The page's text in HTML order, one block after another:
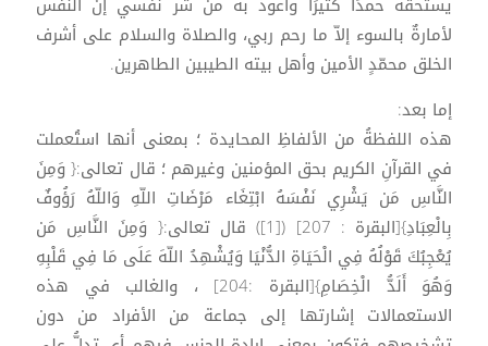
لأمارةٌ بالسوء إلاّ ما رحم ربي، والصلاة والسلام على أشرف
الخلق محمّدٍ الأمين وأهل بيته الطيبين الطاهرين.
إما بعد:
هذه اللفظةُ من الألفاظِ المحايدة ؛ بمعنى أنها استُعملت
في القرآنِ الكريم بحق المؤمنين وغيرهم ؛ قال تعالى:{ وَمِنَ
النَّاسِ مَن يَشْرِي نَفْسَهُ ابْتِغَاء مَرْضَاتِ اللّهِ وَاللّهُ رَؤُوفٌ
بِالْعِبَادِ}[البقرة : 207] ([1]) قال تعالى:{ وَمِنَ النَّاسِ مَن
يُعْجِبُكَ قَوْلُهُ فِي الْحَيَاةِ الدُّنْيَا وَيُشْهِدُ اللّهَ عَلَى مَا فِي قَلْبِهِ
وَهُوَ أَلَدُّ الْخِصَامِ}[البقرة :204] ، والغالب في هذه
الاستعمالات إشارتها إلى جماعة من الأفراد من دون